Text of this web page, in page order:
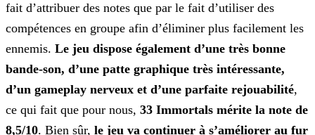
fait d’attribuer des notes que par le fait d’utiliser des
compétences en groupe afin d’éliminer plus facilement les
ennemis. Le jeu dispose également d’une très bonne
bande-son, d’une patte graphique très intéressante,
d’un gameplay nerveux et d’une parfaite rejouabilité,
ce qui fait que pour nous, 33 Immortals mérite la note de
8,5/10. Bien sûr, le jeu va continuer à s’améliorer au fur